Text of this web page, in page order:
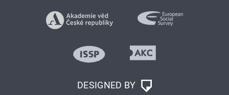
DESIGNED BY